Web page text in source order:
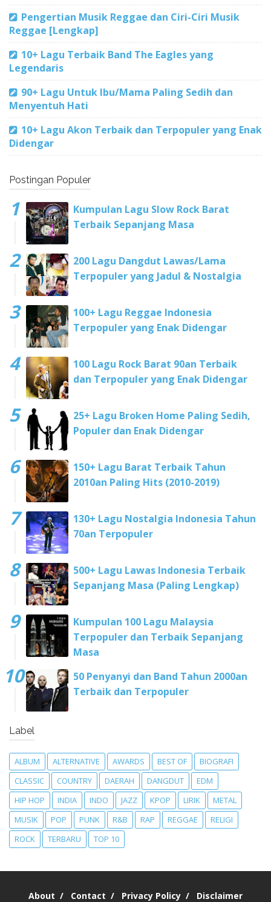
Pengertian Musik Reggae dan Ciri-Ciri Musik
Reggae [Lengkap]
10+ Lagu Terbaik Band The Eagles yang
Legendaris
90+ Lagu Untuk Ibu/Mama Paling Sedih dan
Menyentuh Hati
10+ Lagu Akon Terbaik dan Terpopuler yang Enak
Didengar
Postingan Populer
Kumpulan Lagu Slow Rock Barat
Terbaik Sepanjang Masa
200 Lagu Dangdut Lawas/Lama
Terpopuler yang Jadul & Nostalgia
100+ Lagu Reggae Indonesia
Terpopuler yang Enak Didengar
100 Lagu Rock Barat 90an Terbaik
dan Terpopuler yang Enak Didengar
25+ Lagu Broken Home Paling Sedih,
Populer dan Enak Didengar
150+ Lagu Barat Terbaik Tahun
2010an Paling Hits (2010-2019)
130+ Lagu Nostalgia Indonesia Tahun
70an Terpopuler
500+ Lagu Lawas Indonesia Terbaik
Sepanjang Masa (Paling Lengkap)
Kumpulan 100 Lagu Malaysia
Terpopuler dan Terbaik Sepanjang
Masa
50 Penyanyi dan Band Tahun 2000an
Terbaik dan Terpopuler
Label
ALBUM ALTERNATIVE AWARDS BEST OF
BIOGRAFI
CLASSIC
COUNTRY DAERAH DANGDUT
EDM
HIP HOP
INDIA INDO JAZZ KPOP LIRIK
METAL
MUSIK
POP PUNK R&B RAP REGGAE
RELIGI
ROCK
TERBARU TOP 10
About Contact Privacy Policy Disclaimer